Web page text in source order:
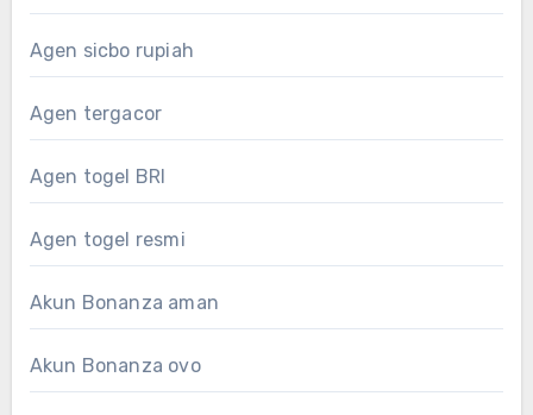
Agen sicbo rupiah
Agen tergacor
Agen togel BRI
Agen togel resmi
Akun Bonanza aman
Akun Bonanza ovo